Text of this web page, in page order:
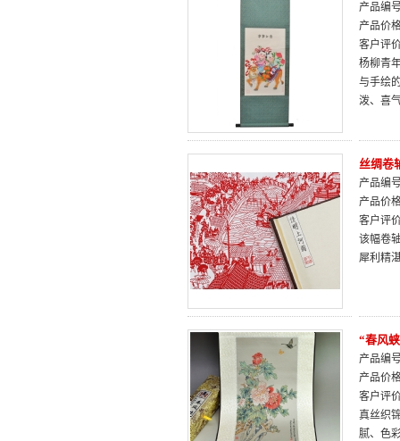
产品编
产品价
客户评
杨柳青
与手绘
泼、喜
丝绸卷
产品编
产品价
客户评
该幅卷
犀利精
“春风
产品编
产品价
客户评
真丝织
腻、色